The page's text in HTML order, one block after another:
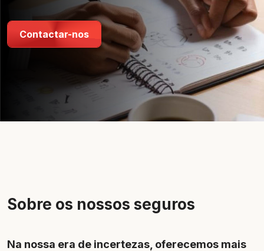
Contactar-nos
Sobre os nossos seguros
Na nossa era de incertezas, oferecemos mais